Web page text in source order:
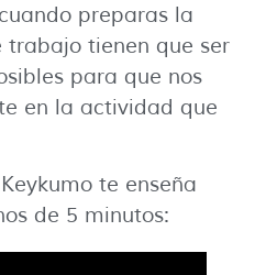
preparas la
trabajo tienen que ser
para que nos
en la actividad que
te enseña
de 5 minutos: